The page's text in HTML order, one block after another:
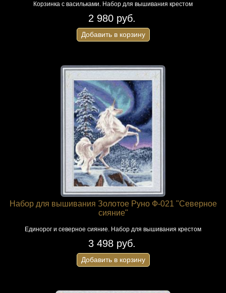
Корзинка с васильками. Набор для вышивания крестом
2 980 руб.
Добавить в корзину
Набор для вышивания Золотое Руно Ф-021 "Северное
сияние"
Единорог и северное сияние. Набор для вышивания крестом
3 498 руб.
Добавить в корзину